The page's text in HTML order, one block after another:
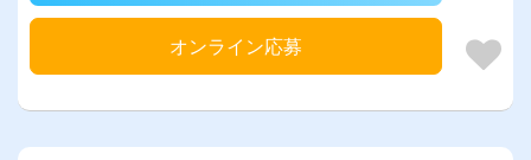
オンライン応募